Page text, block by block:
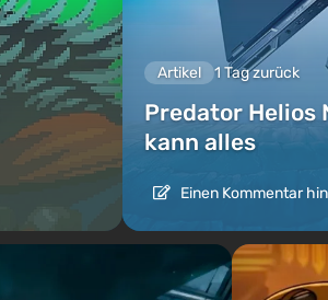
Artikel 1 Tag zurück
Predator Helios
kann alles
Einen Kommentar